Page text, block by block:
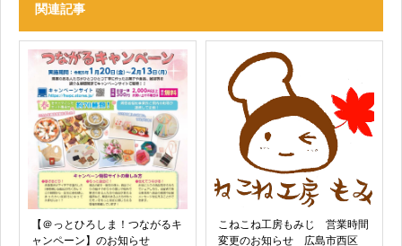
関連記事
【＠っとひろしま！つながるキ
ャンペーン】のお知らせ
こねこね工房もみじ 営業時間
変更のお知らせ 広島市西区